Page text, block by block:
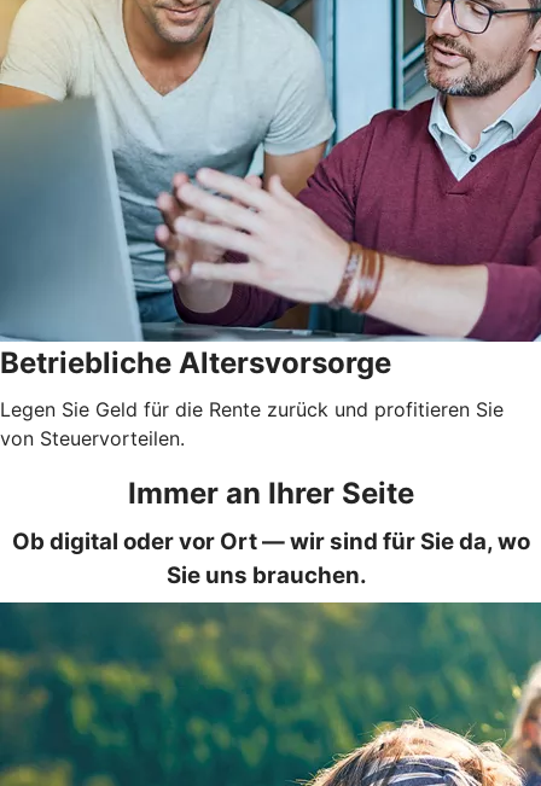
Betriebliche Altersvorsorge
Legen Sie Geld für die Rente zurück und profitieren Sie
von Steuervorteilen.
Immer an Ihrer Seite
Ob digital oder vor Ort — wir sind für Sie da, wo
Sie uns brauchen.